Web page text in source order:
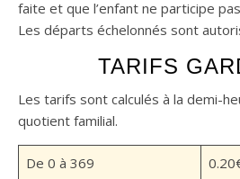
faite et que l’enfant ne participe
Les départs échelonnés sont
TARIFS
Les tarifs sont calculés à la demi-
quotient familial.
De 0 à 369